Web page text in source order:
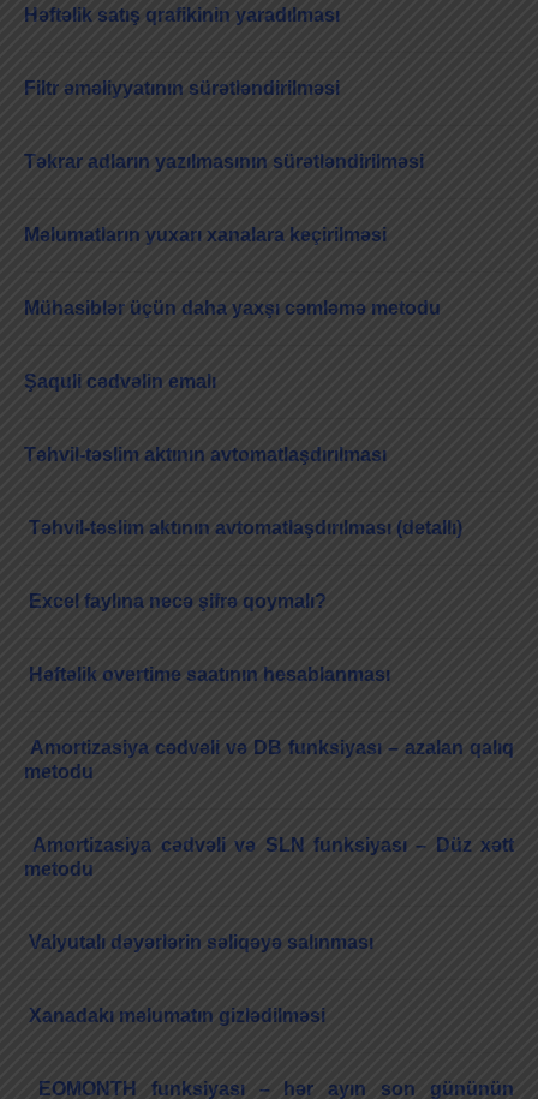
Həftəlik satış qrafikinin yaradılması
Filtr əməliyyatının sürətləndirilməsi
Təkrar adların yazılmasının sürətləndirilməsi
Məlumatların yuxarı xanalara keçirilməsi
Mühasiblər üçün daha yaxşı cəmləmə metodu
Şaquli cədvəlin emalı
Təhvil-təslim aktının avtomatlaşdırılması
Təhvil-təslim aktının avtomatlaşdırılması (detallı)
Excel faylına necə şifrə qoymalı?
Həftəlik overtime saatının hesablanması
Amortizasiya cədvəli və DB funksiyası – azalan qalıq
metodu
Amortizasiya cədvəli və SLN funksiyası – Düz xətt
metodu
Valyutalı dəyərlərin səliqəyə salınması
Xanadakı məlumatın gizlədilməsi
EOMONTH funksiyası – hər ayın son gününün